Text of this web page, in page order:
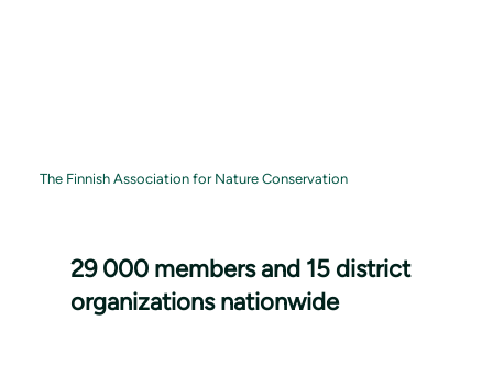
The Finnish Association for Nature Conservation
29 000 members and 15 district
organizations nationwide